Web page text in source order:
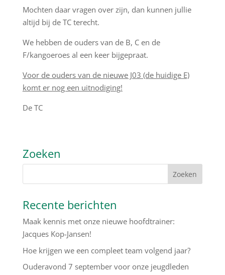
Mochten daar vragen over zijn, dan kunnen jullie
altijd bij de TC terecht.
We hebben de ouders van de B, C en de
F/kangoeroes al een keer bijgepraat.
Voor de ouders van de nieuwe J03 (de huidige E)
komt er nog een uitnodiging!
De TC
Zoeken
Recente berichten
Maak kennis met onze nieuwe hoofdtrainer:
Jacques Kop-Jansen!
Hoe krijgen we een compleet team volgend jaar?
Ouderavond 7 september voor onze jeugdleden